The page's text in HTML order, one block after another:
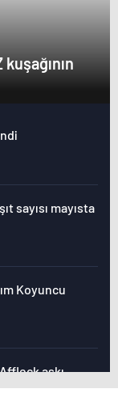
sayısı mayısta
Koyuncu
aşkı